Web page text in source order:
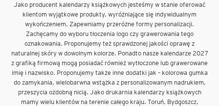
Jako producent kalendarzy książkowych jesteśmy w stanie oferować
klientom wyjątkowe produkty, wyróżniające się indywidualnym
wykończeniem. Zapewniamy przeróżne formy personalizacji.
Zachęcamy do wyboru tłoczenia logo czy grawerowania tego
oznakowania. Proponujemy też sprawdzonej jakości oprawę z
naturalnej skóry w dowolnym kolorze. Ponadto nasze kalendarze 2027
z grafiką firmową mogą posiadać również wytłoczone lub grawerowane
imię i nazwisko. Proponujemy także inne dodatki jak – kolorowa gumka
do zamykania, wielobarwna wstążka z personalizowanym nadrukiem,
przeszycia ozdobną nicią. Jako drukarnia kalendarzy książkowych
mamy wielu klientów na terenie całego kraju. Toruń, Bydgoszcz,